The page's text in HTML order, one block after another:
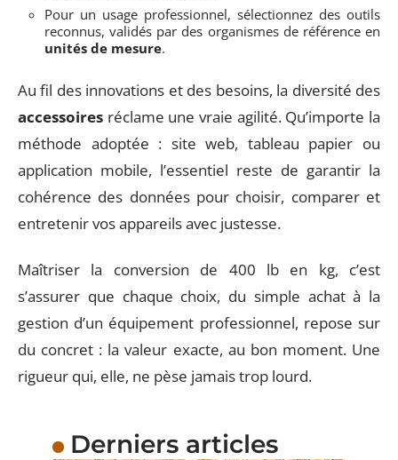
Pour un usage professionnel, sélectionnez des outils
reconnus, validés par des organismes de référence en
unités de mesure.
Au fil des innovations et des besoins, la diversité des
accessoires réclame une vraie agilité. Qu’importe la
méthode adoptée : site web, tableau papier ou
application mobile, l’essentiel reste de garantir la
cohérence des données pour choisir, comparer et
entretenir vos appareils avec justesse.
Maîtriser la conversion de 400 lb en kg, c’est
s’assurer que chaque choix, du simple achat à la
gestion d’un équipement professionnel, repose sur
du concret : la valeur exacte, au bon moment. Une
rigueur qui, elle, ne pèse jamais trop lourd.
Derniers articles